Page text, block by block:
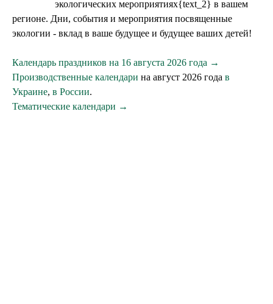
экологических мероприятиях{text_2} в вашем
регионе. Дни, события и мероприятия посвященные
экологии - вклад в ваше будущее и будущее ваших детей!
Календарь праздников на 16 августа 2026 года →
Производственные календари на август 2026 года в
Украине, в России.
Тематические календари →